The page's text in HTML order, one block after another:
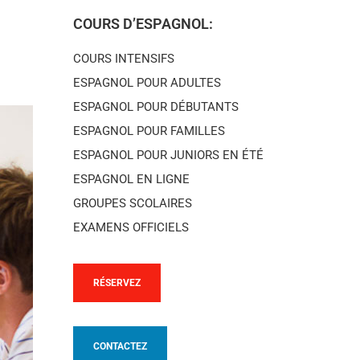
COURS D’ESPAGNOL:
COURS INTENSIFS
ESPAGNOL POUR ADULTES
ESPAGNOL POUR DÉBUTANTS
ESPAGNOL POUR FAMILLES
ESPAGNOL POUR JUNIORS EN ÉTÉ
ESPAGNOL EN LIGNE
GROUPES SCOLAIRES
EXAMENS OFFICIELS
RÉSERVEZ
CONTACTEZ